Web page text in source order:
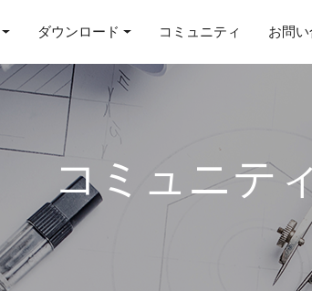
ダウンロード コミュニティ お問
コミュニティ